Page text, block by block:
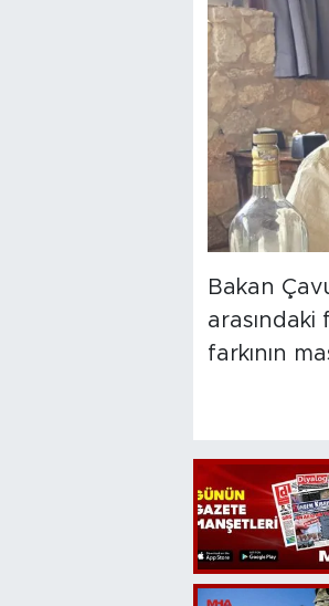
Bakan
farkının